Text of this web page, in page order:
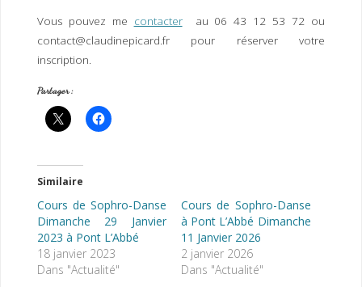
Vous pouvez me contacterau 06 43 12 53 72 ou
contact@claudinepicard.fr pour réserver votre
inscription.
Partager :
Similaire
Cours de Sophro-Danse
Dimanche 29 Janvier
2023 à Pont L’Abbé
18 janvier 2023
Dans "Actualité"
Cours de Sophro-Danse
à Pont L’Abbé Dimanche
11 Janvier 2026
2 janvier 2026
Dans "Actualité"